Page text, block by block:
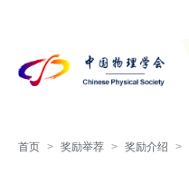
首页 > 奖励举荐 > 奖励介绍 >